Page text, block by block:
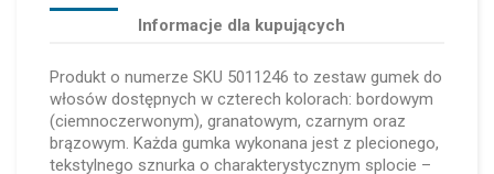
Informacje dla kupujących
Produkt o numerze SKU 5011246 to zestaw gumek do
włosów dostępnych w czterech kolorach: bordowym
(ciemnoczerwonym), granatowym, czarnym oraz
brązowym. Każda gumka wykonana jest z plecionego,
tekstylnego sznurka o charakterystycznym splocie –